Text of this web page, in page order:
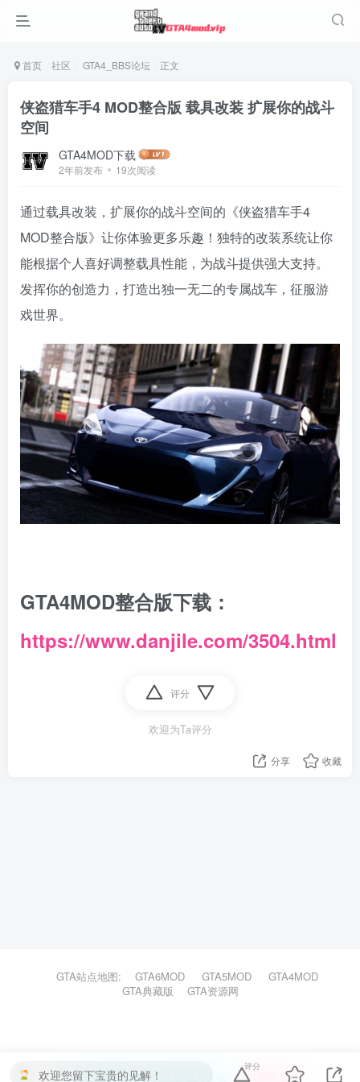
首页 社区 GTA4_BBS论坛 正文
侠盗猎车手4 MOD整合版 载具改装 扩展你的战斗
空间
GTA4MOD下载
2年前发布 19次阅读
通过载具改装，扩展你的战斗空间的《侠盗猎车手4
MOD整合版》让你体验更多乐趣！独特的改装系统让你
能根据个人喜好调整载具性能，为战斗提供强大支持。
发挥你的创造力，打造出独一无二的专属战车，征服游
戏世界。
GTA4MOD整合版下载：
https://www.danjile.com/3504.html
评分
欢迎为Ta评分
分享 收藏
GTA站点地图: GTA6MOD GTA5MOD
GTA4MOD
GTA典藏版
GTA资源网
欢迎您留下宝贵的见解！
评分
本站主题由Zibll子比主题强力驱动 联系作者